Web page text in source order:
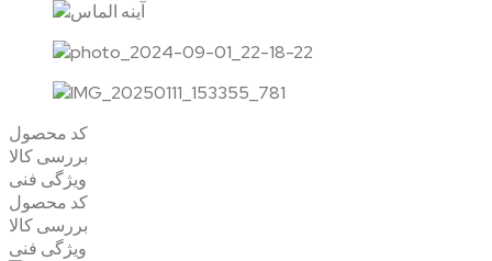
کد محصول
بررسی کالا
ویژگی فنی
کد محصول
بررسی کالا
ویژگی فنی